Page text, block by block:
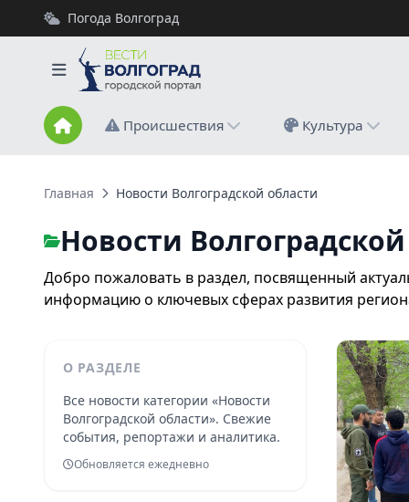
Погода Волгоград
Происшествия Культура
Главная Новости Волгоградской области
Новости
Добро пожаловать в раздел, посвященный
информацию о ключевых сферах развития
О РАЗДЕЛЕ
Все новости категории «Новости
Волгоградской области». Свежие
события, репортажи и аналитика.
Обновляется ежедневно